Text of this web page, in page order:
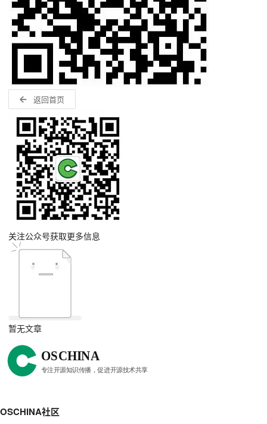
返回首页
关注公众号获取更多信息
暂无文章
OSCHINA社区